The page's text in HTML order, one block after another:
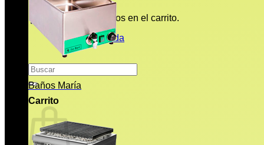
No hay productos en el carrito.
Volver a la tienda
Buscar
por:
Carrito
Baños María